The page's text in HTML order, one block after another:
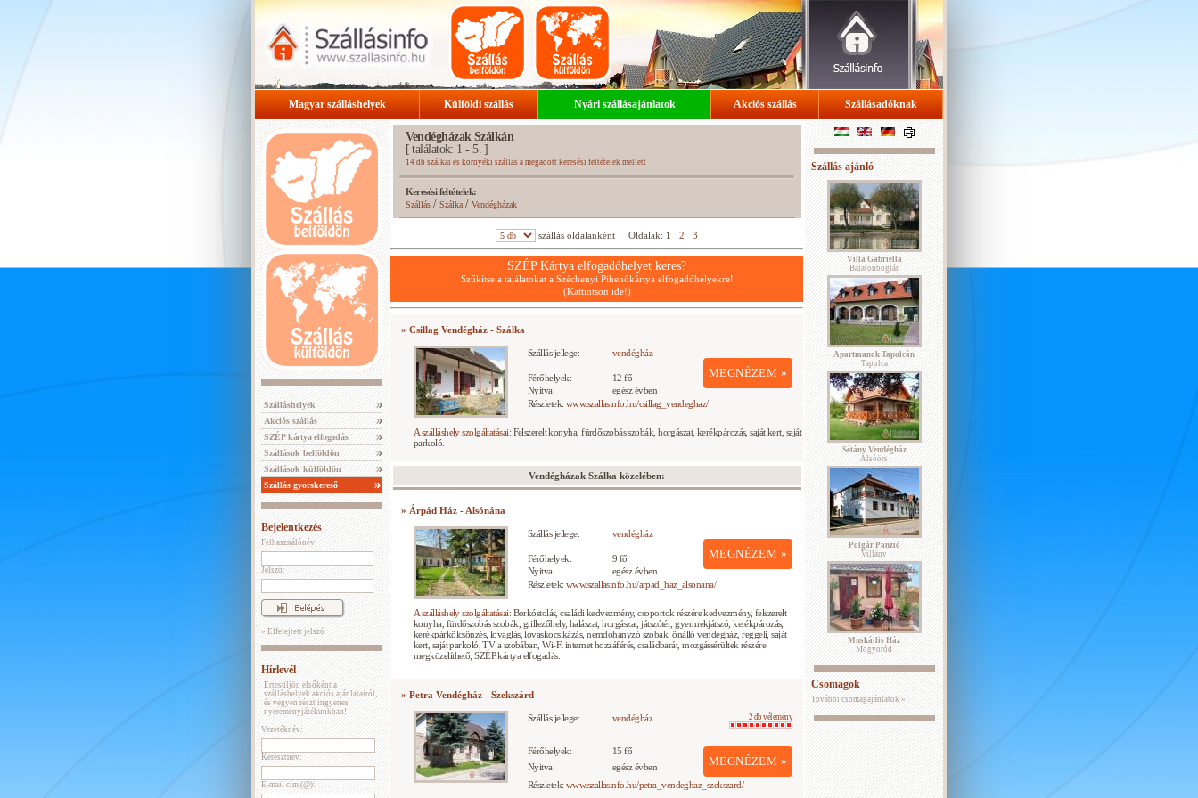
Magyar szálláshelyek Külföldi szállás Nyári szállásajánlatok Akciós szállás Szállásadóknak
Szálláshelyek
Akciós szállás
SZÉP kártya elfogadás
Szállások belföldön
Szállások külföldön
Szállás gyorskereső
Bejelentkezés
Felhasználónév:
Jelszó:
» Elfelejtett jelszó
Hírlevél
Értesüljön elsőként a
szálláshelyek akciós ajánlatairól,
és vegyen részt ingyenes
nyereményjátékunkban!
Vezetéknév:
Keresztnév:
E-mail cím (@):
Vendégházak Szálkán
[ találatok: 1 - 5. ]
14 db szálkai és környéki szállás a megadott keresési feltételek mellett
Keresési feltételek:
Szállás/ Szálka/Vendégházak
szállás oldalanként Oldalak: 1 2 3
SZÉP Kártya elfogadóhelyet keres?
Szűkítse a találatokat a Széchenyi Pihenőkártya elfogadóhelyekre!
(Kattintson ide!)
» Csillag Vendégház - Szálka
Szállás jellege: vendégház
MEGNÉZEM »
Férőhelyek:
12 fő
Nyitva:
egész évben
Részletek: www.szallasinfo.hu/csillag_vendeghaz/
A szálláshely szolgáltatásai: Felszerelt konyha, fürdőszobás szobák, horgászat, kerékpározás, saját kert, saját
parkoló.
Vendégházak Szálka közelében:
» Árpád Ház - Alsónána
Szállás jellege: vendégház
MEGNÉZEM »
Férőhelyek:
9 fő
Nyitva:
egész évben
Részletek: www.szallasinfo.hu/arpad_haz_alsonana/
A szálláshely szolgáltatásai: Borkóstolás, családi kedvezmény, csoportok részére kedvezmény, felszerelt
konyha, fürdőszobás szobák, grillezőhely, halászat, horgászat, játszótér, gyermekjátszó, kerékpározás,
kerékpárkölcsönzés, lovaglás, lovaskocsikázás, nemdohányzó szobák, önálló vendégház, reggeli, saját
kert, saját parkoló, TV a szobában, Wi-Fi internet hozzáférés, családbarát, mozgássérültek részére
megközelíthető, SZÉP kártya elfogadás.
» Petra Vendégház - Szekszárd
Szállás jellege: vendégház 2 db vélemény
MEGNÉZEM »
Férőhelyek:
15 fő
Nyitva:
egész évben
Részletek: www.szallasinfo.hu/petra_vendeghaz_szekszard/
Szállás ajánló
Villa Gabriella
Balatonboglár
Apartmanok Tapolcán
Tapolca
Sétány Vendégház
Alsóörs
Polgár Panzió
Villány
Muskátlis Ház
Mogyoród
Csomagok
További csomagajánlatok »